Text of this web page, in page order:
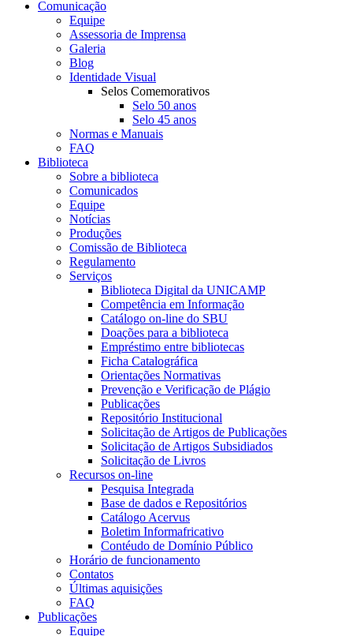
Comunicação
Equipe
Assessoria de Imprensa
Galeria
Blog
Identidade Visual
Selos Comemorativos
Selo 50 anos
Selo 45 anos
Normas e Manuais
FAQ
Biblioteca
Sobre a biblioteca
Comunicados
Equipe
Notícias
Produções
Comissão de Biblioteca
Regulamento
Serviços
Biblioteca Digital da UNICAMP
Competência em Informação
Catálogo on-line do SBU
Doações para a biblioteca
Empréstimo entre bibliotecas
Ficha Catalográfica
Orientações Normativas
Prevenção e Verificação de Plágio
Publicações
Repositório Institucional
Solicitação de Artigos de Publicações
Solicitação de Artigos Subsidiados
Solicitação de Livros
Recursos on-line
Pesquisa Integrada
Base de dados e Repositórios
Catálogo Acervus
Boletim Informafricativo
Contéudo de Domínio Público
Horário de funcionamento
Contatos
Últimas aquisições
FAQ
Publicações
Equipe